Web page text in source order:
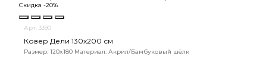
Скидка -20%
Арт. 3390
Ковер Дели 130х200 см
Размер: 120x180 Материал: Акрил/Бамбуковый шёлк